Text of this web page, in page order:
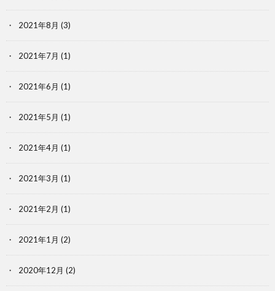
2021年8月 (3)
2021年7月 (1)
2021年6月 (1)
2021年5月 (1)
2021年4月 (1)
2021年3月 (1)
2021年2月 (1)
2021年1月 (2)
2020年12月 (2)